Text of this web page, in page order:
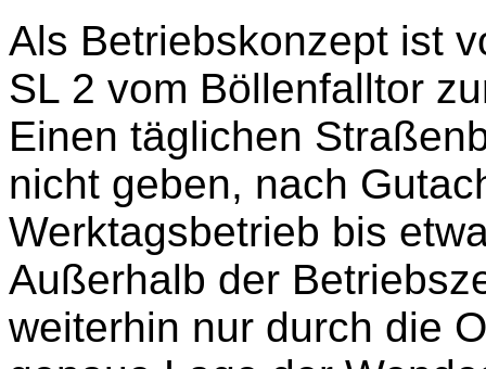
Als Betriebskonzept ist
SL 2 vom Böllenfalltor
Einen täglichen
nicht geben, nach
Werktagsbetrieb bis
Außerhalb der
weiterhin nur durch die